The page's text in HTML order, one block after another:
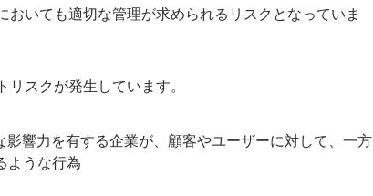
おいても適切な管理が求められるリスクとなっていま
スクが発生しています。
影響力を有する企業が、顧客やユーザーに対して、一方
ような行為